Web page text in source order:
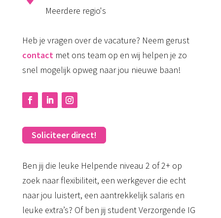
Meerdere regio's
Heb je vragen over de vacature? Neem gerust
contact met ons team op en wij helpen je zo
snel mogelijk opweg naar jou nieuwe baan!
Soliciteer direct!
Ben jij die leuke Helpende niveau 2 of 2+ op
zoek naar flexibiliteit, een werkgever die echt
naar jou luistert, een aantrekkelijk salaris en
leuke extra’s? Of ben jij student Verzorgende IG